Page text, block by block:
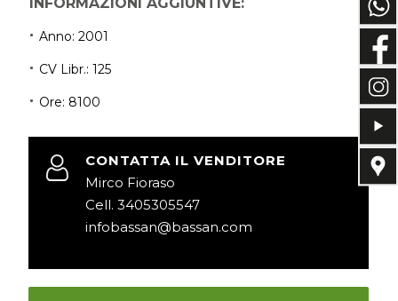
Anno: 2001
CV Libr.: 125
Ore: 8100
CONTATTA IL VENDITORE
Mirco Fioraso
Cell. 3405305547
infobassan@bassan.com